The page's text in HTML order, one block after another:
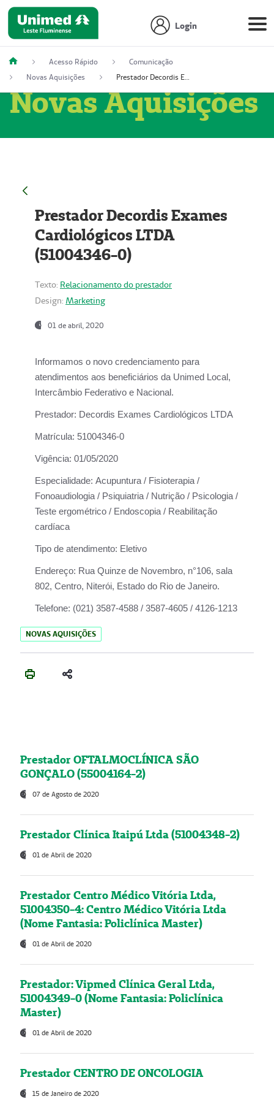
Login
Acesso Rápido
Comunicação
Novas Aquisições
Prestador Decordis Exames Cardiológicos LTDA (51004346-0)
Novas Aquisições
Prestador Decordis Exames
Cardiológicos LTDA
(51004346-0)
Texto: Relacionamento do prestador
Design: Marketing
01 de abril, 2020
Informamos o novo credenciamento para
atendimentos aos beneficiários da Unimed Local,
Intercâmbio Federativo e Nacional.
Prestador: Decordis Exames Cardiológicos LTDA
Matrícula: 51004346-0
Vigência: 01/05/2020
Especialidade: Acupuntura / Fisioterapia /
Fonoaudiologia / Psiquiatria / Nutrição / Psicologia /
Teste ergométrico / Endoscopia / Reabilitação
cardíaca
Tipo de atendimento: Eletivo
Endereço: Rua Quinze de Novembro, n°106, sala
802, Centro, Niterói, Estado do Rio de Janeiro.
Telefone: (021) 3587-4588 / 3587-4605 / 4126-1213
NOVAS AQUISIÇÕES
Prestador OFTALMOCLÍNICA SÃO
GONÇALO (55004164-2)
07 de Agosto de 2020
Prestador Clínica Itaipú Ltda (51004348-2)
01 de Abril de 2020
Prestador Centro Médico Vitória Ltda,
51004350-4: Centro Médico Vitória Ltda
(Nome Fantasia: Policlínica Master)
01 de Abril de 2020
Prestador: Vipmed Clínica Geral Ltda,
51004349-0 (Nome Fantasia: Policlínica
Master)
01 de Abril de 2020
Prestador CENTRO DE ONCOLOGIA
15 de Janeiro de 2020